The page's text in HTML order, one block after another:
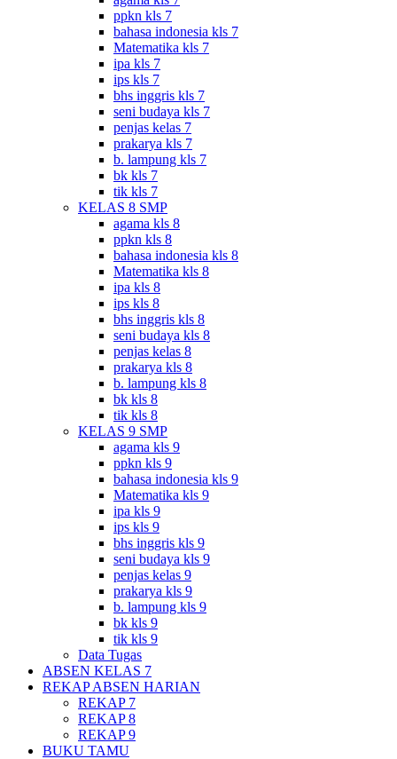
ppkn kls 7
bahasa indonesia kls 7
Matematika kls 7
ipa kls 7
ips kls 7
bhs inggris kls 7
seni budaya kls 7
penjas kelas 7
prakarya kls 7
b. lampung kls 7
bk kls 7
tik kls 7
KELAS 8 SMP
agama kls 8
ppkn kls 8
bahasa indonesia kls 8
Matematika kls 8
ipa kls 8
ips kls 8
bhs inggris kls 8
seni budaya kls 8
penjas kelas 8
prakarya kls 8
b. lampung kls 8
bk kls 8
tik kls 8
KELAS 9 SMP
agama kls 9
ppkn kls 9
bahasa indonesia kls 9
Matematika kls 9
ipa kls 9
ips kls 9
bhs inggris kls 9
seni budaya kls 9
penjas kelas 9
prakarya kls 9
b. lampung kls 9
bk kls 9
tik kls 9
Data Tugas
ABSEN KELAS 7
REKAP ABSEN HARIAN
REKAP 7
REKAP 8
REKAP 9
BUKU TAMU